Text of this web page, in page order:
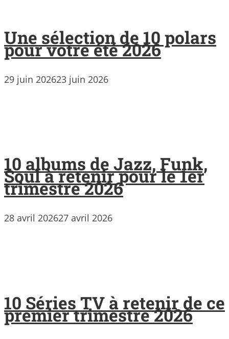
Une sélection de 10 polars
pour votre été 2026
29 juin 202623 juin 2026
10 albums de Jazz, Funk,
Soul à retenir pour le 1er
trimestre 2026
28 avril 202627 avril 2026
10 Séries TV à retenir de ce
premier trimestre 2026